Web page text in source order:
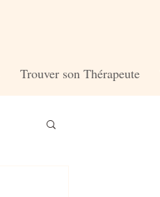
Trouver son Thérapeute